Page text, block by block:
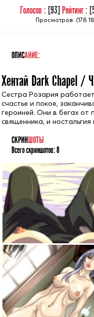
Голосов : [93] Рейтинг : [
Просмотров: (178
ОПИСАНИЕ:
Хентай Dark Chapel /
Сестра Розария
счастье и покое,
героиней. Они в бегах от
священника, и
СКРИНШОТЫ
Всего скриншотов:8